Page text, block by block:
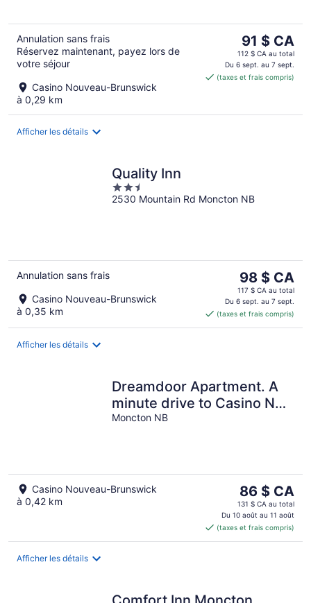
Annulation sans frais
Réservez maintenant, payez lors de
votre séjour
Casino Nouveau-Brunswick
à 0,29 km
Le
prix
est
de 91 $ CA
91 $ CA
112 $ CA au total
Du 6 sept. au 7 sept.
(taxes et frais compris)
Afficher les détails
Quality Inn
2.5
out
2530 Mountain Rd Moncton NB
Annulation sans frais
Casino Nouveau-Brunswick
à 0,35 km
Le
prix
est
de 98 $ CA
par
98 $ CA
117 $ CA au total
Du 6 sept. au 7 sept.
(taxes et frais compris)
Afficher les détails
Dreamdoor Apartment. A
minute drive to Casino NB
& A minute walk to Bus
Moncton NB
Casino Nouveau-Brunswick
à 0,42 km
Le
prix
est
de 86 $ CA
par
86 $ CA
131 $ CA au total
Du 10 août au 11 août
(taxes et frais compris)
Afficher les détails